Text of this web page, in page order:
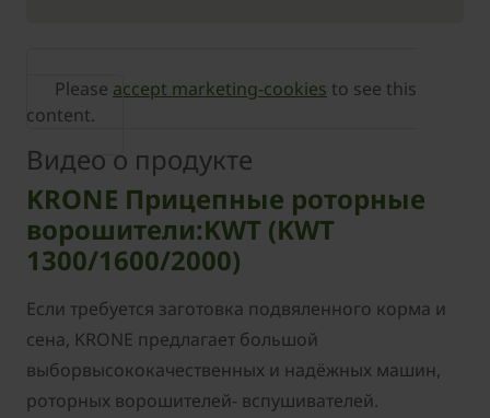
Please accept marketing-cookies to see this
content.
Видео о продукте
KRONE Прицепные роторные
ворошители:KWT (KWT
1300/1600/2000)
Если требуется заготовка подвяленного корма и
сена, KRONE предлагает большой
выборвысококачественных и надёжных машин,
роторных ворошителей- вспушивателей.